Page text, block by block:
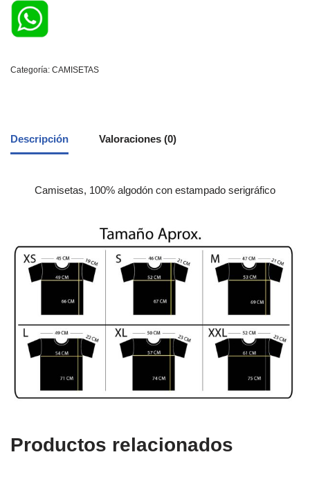
Categoría: CAMISETAS
Descripción Valoraciones (0)
Camisetas, 100% algodón con estampado serigráfico
Productos relacionados